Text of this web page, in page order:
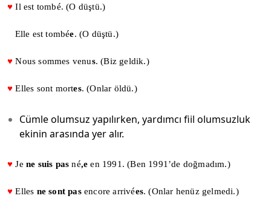
♥ Il est tombé. (O düştü.)
Elle est tombée. (O düştü.)
♥ Nous sommes venus. (Biz geldik.)
♥ Elles sont mortes. (Onlar öldü.)
Cümle olumsuz yapılırken, yardımcı fiil olumsuzluk
ekinin arasında yer alır.
♥ Jene suis pas né,e en 1991. (Ben 1991’de doğmadım.)
♥ Elles ne sont pasencore arrivées. (Onlar henüz gelmedi.)